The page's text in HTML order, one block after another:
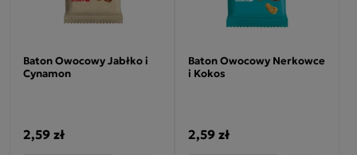
Baton Owocowy Jabłko i
Cynamon
2,59 zł
Baton Owocowy Nerkowce
i Kokos
2,59 zł